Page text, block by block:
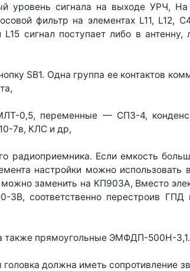
уровень сигнала на выходе УРЧ,
фильтр на элементах L11, L12,
сигнал поступает либо в
SB1. Одна группа ее контактов
0,5, переменные — СП3-4,
7в, КЛС и др,
радиоприемника. Если емкость
настройки можно
заменить на КП903А, Вместо
3В, соответственно перестроив
прямоугольные ЭМФДП-500Н-3,1.
должна иметь сопротивление